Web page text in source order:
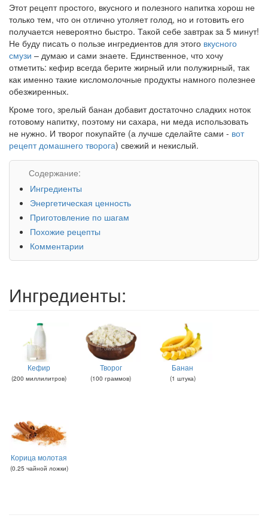
Этот рецепт простого, вкусного и полезного напитка хорош не
только тем, что он отлично утоляет голод, но и готовить его
получается невероятно быстро. Такой себе завтрак за 5 минут!
Не буду писать о пользе ингредиентов для этого вкусного
смузи – думаю и сами знаете. Единственное, что хочу
отметить: кефир всегда берите жирный или полужирный, так
как именно такие кисломолочные продукты намного полезнее
обезжиренных.
Кроме того, зрелый банан добавит достаточно сладких ноток
готовому напитку, поэтому ни сахара, ни меда использовать
не нужно. И творог покупайте (а лучше сделайте сами - вот
рецепт домашнего творога) свежий и некислый.
Содержание:
Ингредиенты
Энергетическая ценность
Приготовление по шагам
Похожие рецепты
Комментарии
Ингредиенты:
Кефир
(200 миллилитров)
Творог
(100 граммов)
Банан
(1 штука)
Корица молотая
(0.25 чайной ложки)